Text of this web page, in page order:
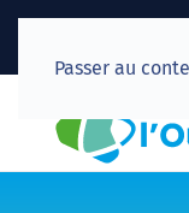
Passer au